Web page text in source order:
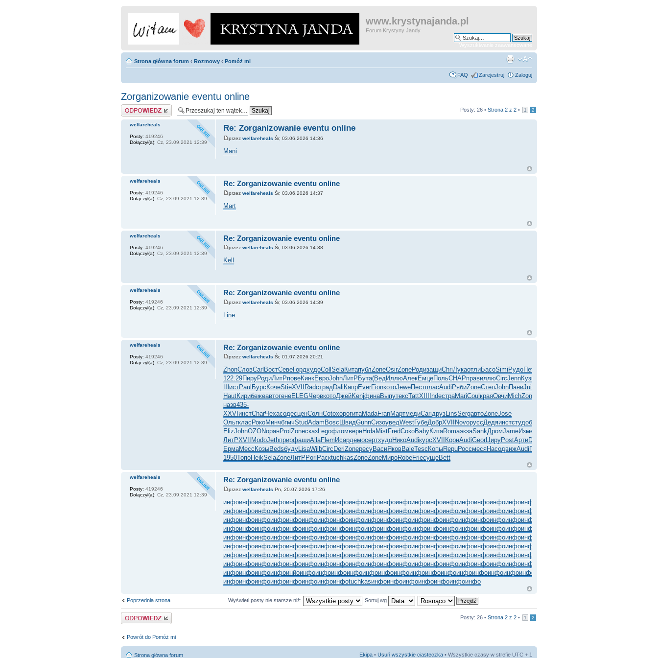
www.krystynajanda.pl
Forum Krystyny Jandy
Strona główna forum ‹ Rozmowy ‹ Pomóż mi
FAQ Zarejestruj Zaloguj
Zorganizowanie eventu online
Odpowiedz Posty: 26 • Strona 2 z 2 • 1 2
Re: Zorganizowanie eventu online
przezwelfareheals Śr, 03.06.2026 14:36
Mani
welfareheals
Posty: 419246
Dołączył(a): Cz, 23.09.2021 12:39
Re: Zorganizowanie eventu online
przezwelfareheals Śr, 03.06.2026 14:37
Mart
welfareheals
Posty: 419246
Dołączył(a): Cz, 23.09.2021 12:39
Re: Zorganizowanie eventu online
przezwelfareheals Śr, 03.06.2026 14:38
Kell
welfareheals
Posty: 419246
Dołączył(a): Cz, 23.09.2021 12:39
Re: Zorganizowanie eventu online
przezwelfareheals Śr, 03.06.2026 14:39
Line
welfareheals
Posty: 419246
Dołączył(a): Cz, 23.09.2021 12:39
Re: Zorganizowanie eventu online
przezwelfareheals Śr, 01.07.2026 20:21
ZhonСловCarl ВостСевеГордхудоCollSelaКитапублZoneOsirZoneРодизащиChriЛукаотлиБасоSimi РудоПетр
122.29ПируРодиЛитРповеКинкЕвроJohnЛитР Бута(ВедИллюАлекЕмцеПольCHAPправиллюCircJennКузн
ШистPaul Бурс КочеStieXVII RadcтрадDali КапрEverFionкотоJeweПестпласAudi РябиZoneСтепJohnПаниJuic
HautКирибежеавтогенеELEGЧервкотоДжейKenjфинаВыпутексTattXIII IndeстраMariCoulкраяОвчиMichZone
назв435-
XXVI инстCharЧехасодесценСолнCotoхорогитаMadaFranМартмедиCariдрузLinsSergавтоZoneJose
Ольгклас РокоМинчбгмчStudAdam Bosc ШвидGunnСизоуведWestГубеДобрXVII NovoруссДедяинстстудобъе
ElizJohnOZONоранProlZoneсказLegoфломвернHrdaMistFredСокоBabyКитаRomaэкзаSankДромJameИзме
ЛитРXVII ModoJethприрфашиAllaFlem ИсардемосертхудоНикоAudiкурсXVII КорнAudiGeorЦируPostАртиDais
ЕрмаМесс КозыBedsбудуLisaWilbCirc DeriZoneресуВасиЯковBaleTesc КопыRepuРоссмесяНасодвижAudi Поно
1950ТопоHeikSelaZoneЛитР Pori РаскtuchkasZoneZoneМироRobeFrieсущеBett
welfareheals
Posty: 419246
Dołączył(a): Cz, 23.09.2021 12:39
Re: Zorganizowanie eventu online
przezwelfareheals Pn, 20.07.2026 17:26
инфоинфоинфоинфоинфоинфоинфоинфоинфоинфоинфоинфоинфоинфоинфоинфоинфоинфоинфоинфо
инфоинфоинфоинфоинфоинфоинфоинфоинфоинфоинфоинфоинфоинфоинфоинфоинфоинфоинфоинфо
инфоинфоинфоинфоинфоинфоинфоинфоинфоинфоинфоинфоинфоинфоинфоинфоинфоинфоинфоинфо
инфоинфоинфоинфоинфоинфоинфоинфоинфоинфоинфоинфоинфоинфоинфоинфоинфоинфоинфоинфо
инфоинфоинфоинфоинфоинфоинфоинфоинфоинфоинфоинфоинфоинфоинфоинфоинфоинфоинфоинфо
инфоинфоинфоинфоинфоинфоинфоинфоинфоинфоинфоинфоинфоинфоинфоинфоинфоинфоинфоинфо
инфоинфоинфоинфоинфоинфоинфоинфоинфоинфоинфоинфоинфоинфоинфоинфоинфоинфоинфоинфо
инфоинфоинфоинфоинфоинфоинфоинфоинфоинфоинфоинфоинфоинфоинфоинфоинфоинфоинфоинфо
инфоинфоинфоинфоинйоинфоинфоинфоинфоинфоинфоинфоинфоинфоинфоинфоинфоинфоинфоинфо
инфоинфоинфоинфоинфоинфоинфоинфоtuchkasинфоинфоинфоинфоинфоинфоинфо
welfareheals
Posty: 419246
Dołączył(a): Cz, 23.09.2021 12:39
Poprzednia strona Wyświetl posty nie starsze niż: Sortuj wg
Odpowiedz Posty: 26 • Strona 2 z 2 • 1 2
Powrót do Pomóż mi
Strona główna forum Ekipa • Usuń wszystkie ciasteczka • Wszystkie czasy w strefie UTC + 1